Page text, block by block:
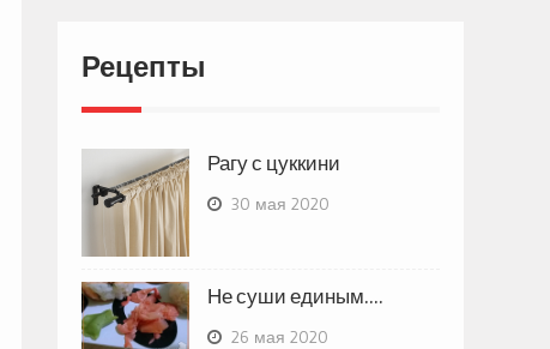
Рецепты
Рагу с цуккини
30 мая 2020
Не суши единым….
26 мая 2020